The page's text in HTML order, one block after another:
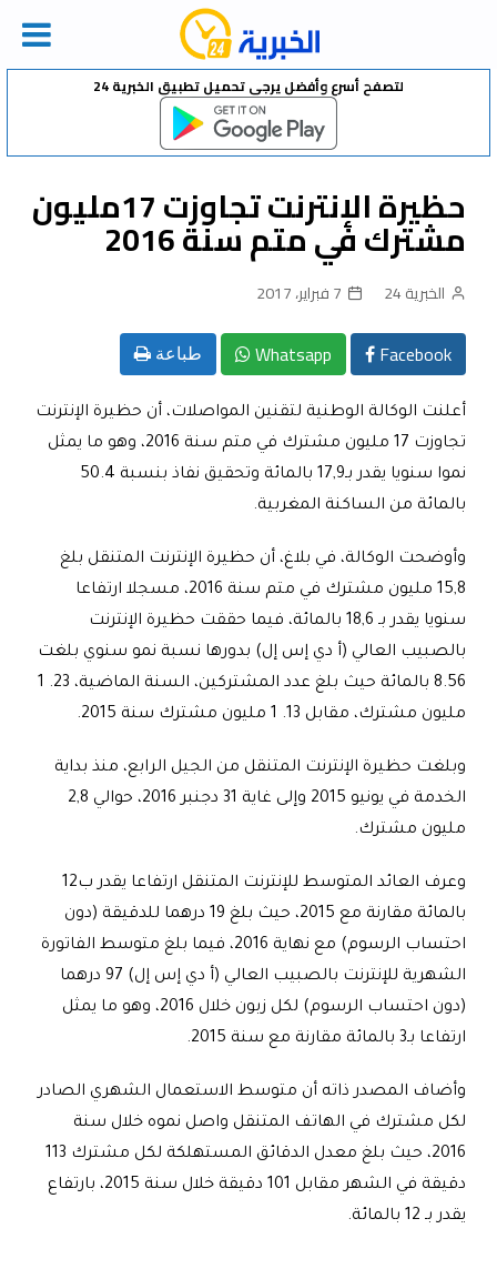
Skip
لتصفح أسرع وأفضل يرجى تحميل تطبيق الخبرية 24
حظيرة الإنترنت تجاوزت 17مليون
مشترك في متم سنة 2016
الخبرية 24 7 فبراير، 2017
Facebook
Whatsapp طباعة
أعلنت الوكالة الوطنية لتقنين المواصلات، أن حظيرة الإنترنت
تجاوزت 17 مليون مشترك في متم سنة 2016، وهو ما يمثل
نموا سنويا يقدر بـ17,9 بالمائة وتحقيق نفاذ بنسبة 50.4
بالمائة من الساكنة المغربية.
وأوضحت الوكالة، في بلاغ، أن حظيرة الإنترنت المتنقل بلغ
15,8 مليون مشترك في متم سنة 2016، مسجلا ارتفاعا
سنويا يقدر بـ 18,6 بالمائة، فيما حققت حظيرة الإنترنت
بالصبيب العالي (أ دي إس إل) بدورها نسبة نمو سنوي بلغت
8.56 بالمائة حيث بلغ عدد المشتركين، السنة الماضية، 23. 1
مليون مشترك، مقابل 13. 1 مليون مشترك سنة 2015
.
وبلغت حظيرة الإنترنت المتنقل من الجيل الرابع، منذ بداية
الخدمة في يونيو 2015 وإلى غاية 31 دجنبر 2016، حوالي 2,8
مليون مشترك.
وعرف العائد المتوسط للإنترنت المتنقل ارتفاعا يقدر ب12
بالمائة مقارنة مع 2015، حيث بلغ 19 درهما للدقيقة (دون
احتساب الرسوم) مع نهاية 2016، فيما بلغ متوسط الفاتورة
الشهرية للإنترنت بالصبيب العالي (أ دي إس إل) 97 درهما
(دون احتساب الرسوم) لكل زبون خلال 2016، وهو ما يمثل
ارتفاعا بـ3 بالمائة مقارنة مع سنة 2015
.
وأضاف المصدر ذاته أن متوسط الاستعمال الشهري الصادر
لكل مشترك في الهاتف المتنقل واصل نموه خلال سنة
2016، حيث بلغ معدل الدقائق المستهلكة لكل مشترك 113
دقيقة في الشهر مقابل 101 دقيقة خلال سنة 2015، بارتفاع
يقدر بـ 12 بالمائة
.